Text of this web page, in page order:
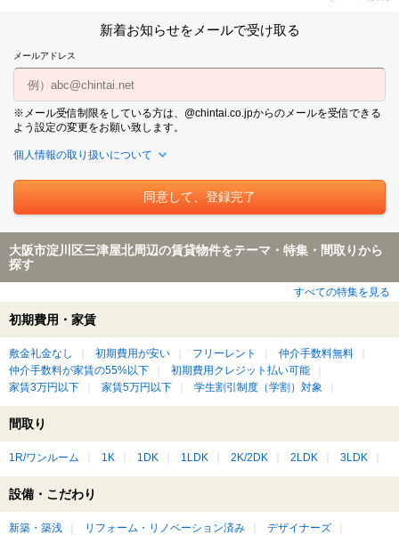
新着お知らせをメールで受け取る
メールアドレス
※メール受信制限をしている方は、@chintai.co.jpからのメールを受信できる
よう設定の変更をお願い致します。
個人情報の取り扱いについて
大阪市淀川区三津屋北周辺の賃貸物件をテーマ・特集・間取りから
探す
すべての特集を見る
初期費用・家賃
敷金礼金なし 初期費用が安い フリーレント
仲介手数料無料
仲介手数料が家賃の55%以下
初期費用クレジット払い可能
家賃3万円以下
家賃5万円以下 学生割引制度（学割）対象
間取り
1R/ワンルーム 1K 1DK 1LDK 2K/2DK 2LDK 3LDK
設備・こだわり
新築・築浅 リフォーム・リノベーション済み
デザイナーズ